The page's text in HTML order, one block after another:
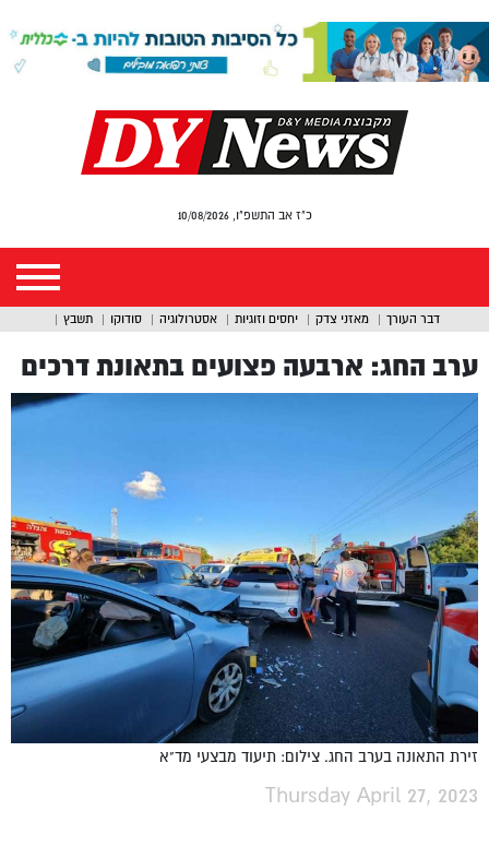
כ"ז אב התשפ"ו, 10/08/2026
דבר העורך מאזני צדק יחסים וזוגיות אסטרולוגיה סודוקו תשבץ
ערב החג: ארבעה פצועים בתאונת דרכים
זירת התאונה בערב החג. צילום: תיעוד מבצעי מד"א
Thursday April 27, 2023